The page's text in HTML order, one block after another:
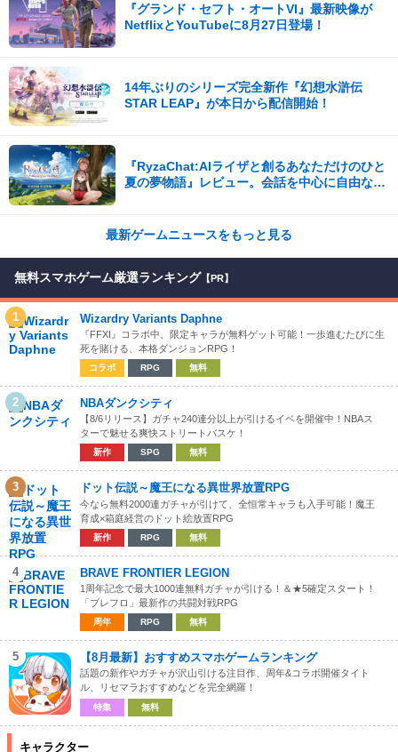
『グランド・セフト・オートVI』最新映像が
NetflixとYouTubeに8月27日登場！
14年ぶりのシリーズ完全新作『幻想水滸伝
STAR LEAP』が本日から配信開始！
『RyzaChat:AIライザと創るあなただけのひと
夏の夢物語』レビュー。会話を中心に自由な冒
最新ゲームニュースをもっと見る
無料スマホゲーム厳選ランキング 【PR】
1 Wizardry Variants Daphne
『FFXI』コラボ中、限定キャラが無料ゲット可能！一歩進むたびに生
死を賭ける、本格ダンジョンRPG！
コラボ RPG 無料
2 NBAダンクシティ
【8/6リリース】ガチャ240連分以上が引けるイベを開催中！NBAス
ターで魅せる爽快ストリートバスケ！
新作 SPG 無料
3 ドット伝説～魔王になる異世界放置RPG
今なら無料2000連ガチャが引けて、全恒常キャラも入手可能！魔王
育成×箱庭経営のドット絵放置RPG
新作 RPG 無料
4 BRAVE FRONTIER LEGION
1周年記念で最大1000連無料ガチャが引ける！＆★5確定スタート！
「ブレフロ」最新作の共闘対戦RPG
周年 RPG 無料
5 【8月最新】おすすめスマホゲームランキング
話題の新作やガチャが沢山引ける注目作、周年&コラボ開催タイト
ル、リセマラおすすめなどを完全網羅！
特集 無料
キャラクター